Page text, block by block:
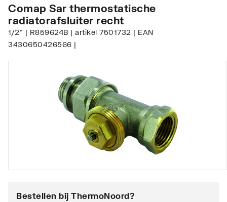
Comap Sar thermostatische
radiatorafsluiter recht
1/2" | R859624B | artikel 7501732 | EAN
3430650426566 |
Bestellen bij ThermoNoord?